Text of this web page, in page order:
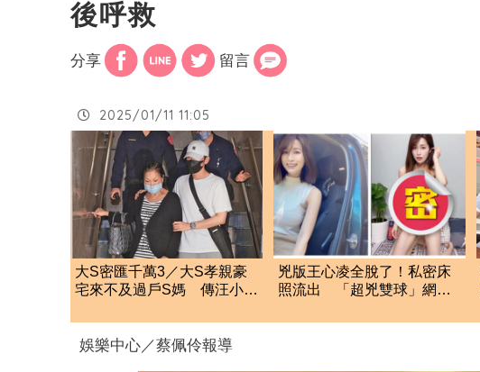
後呼救
分享 留言
2025/01/11 11:05
大S密匯千萬3／大S孝親豪
宅來不及過戶S媽 傳汪小菲
兇版王心凌全脫了！私密床
照流出 「超兇雙球」網暴
娛樂中心／蔡佩伶報導